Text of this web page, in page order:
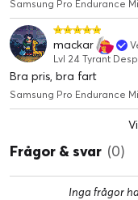
Samsung Pro Endurance
mackar
Lvl 24 Tyrant
Bra pris, bra fart
Samsung Pro Endurance
Frågor & svar (0)
Inga frågor